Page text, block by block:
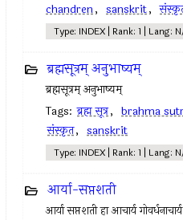
chandren, sanskrit,
Type: INDEX | Rank: 1 | Lang:
ब्रह्मसूत्रम् अनुभाष्यम्
ब्रह्मसूत्रम् अनुभाष्यम्
Tags: ब्रह्म सूत्र, brahma
संस्कृत, sanskrit
Type: INDEX | Rank: 1 | Lang:
आर्या-सप्तशती
आर्या सप्तशती हा आचार्य